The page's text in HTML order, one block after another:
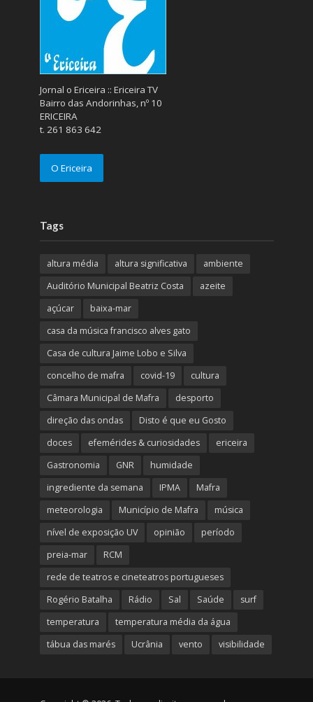
Jornal o Ericeira :: Ericeira TV
Bairro das Andorinhas, nº 10
ERICEIRA
t. 261 863 642
O Ericeira
Tags
altura média altura significativa
ambiente
Auditório Municipal Beatriz Costa
azeite
açúcar
baixa-mar
casa da música francisco alves gato
Casa de cultura Jaime Lobo e Silva
concelho de mafra
covid-19
cultura
Câmara Municipal de Mafra
desporto
direção das ondas
Disto é que eu Gosto
doces
efemérides & curiosidades
ericeira
Gastronomia
GNR
humidade
ingrediente da semana
IPMA
Mafra
meteorologia
Município de Mafra
música
nível de exposição UV
opinião
período
preia-mar
RCM
rede de teatros e cineteatros portugueses
Rogério Batalha
Rádio Sal Saúde
surf
temperatura
temperatura média da água
tábua das marés
Ucrânia vento visibilidade